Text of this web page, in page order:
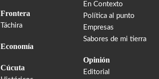
Frontera
Táchira
Economía
Cúcuta
En Contexto
Política al punto
Empresas
Sabores de mi tierra
Opinión
Editorial